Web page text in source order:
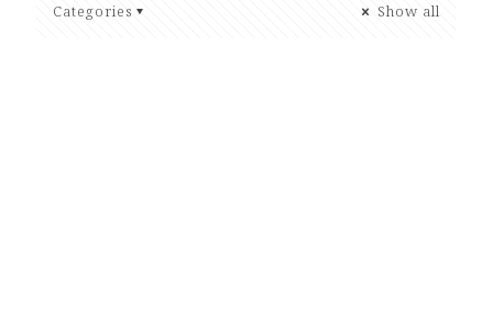
Categories Show all